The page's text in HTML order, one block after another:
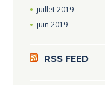
juillet2019
juin 2019
RSS FEED